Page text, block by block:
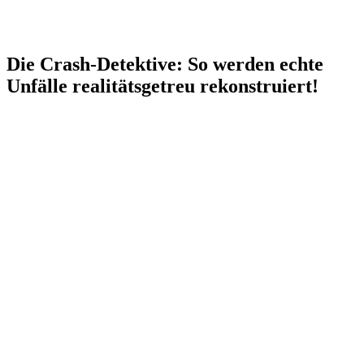
Die Crash-Detektive: So werden echte
Unfälle realitätsgetreu rekonstruiert!